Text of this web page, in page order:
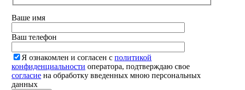
Ваше имя
Ваш телефон
Я ознакомлен и согласен с политикой
конфиденциальности оператора, подтверждаю свое
согласие на обработку введенных мною персональных
данных